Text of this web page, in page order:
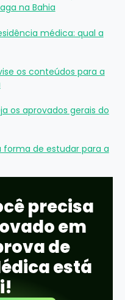
na Bahia
médica: qual a
os conteúdos para a
os aprovados gerais do
forma de estudar para a
precisa
em
de
está